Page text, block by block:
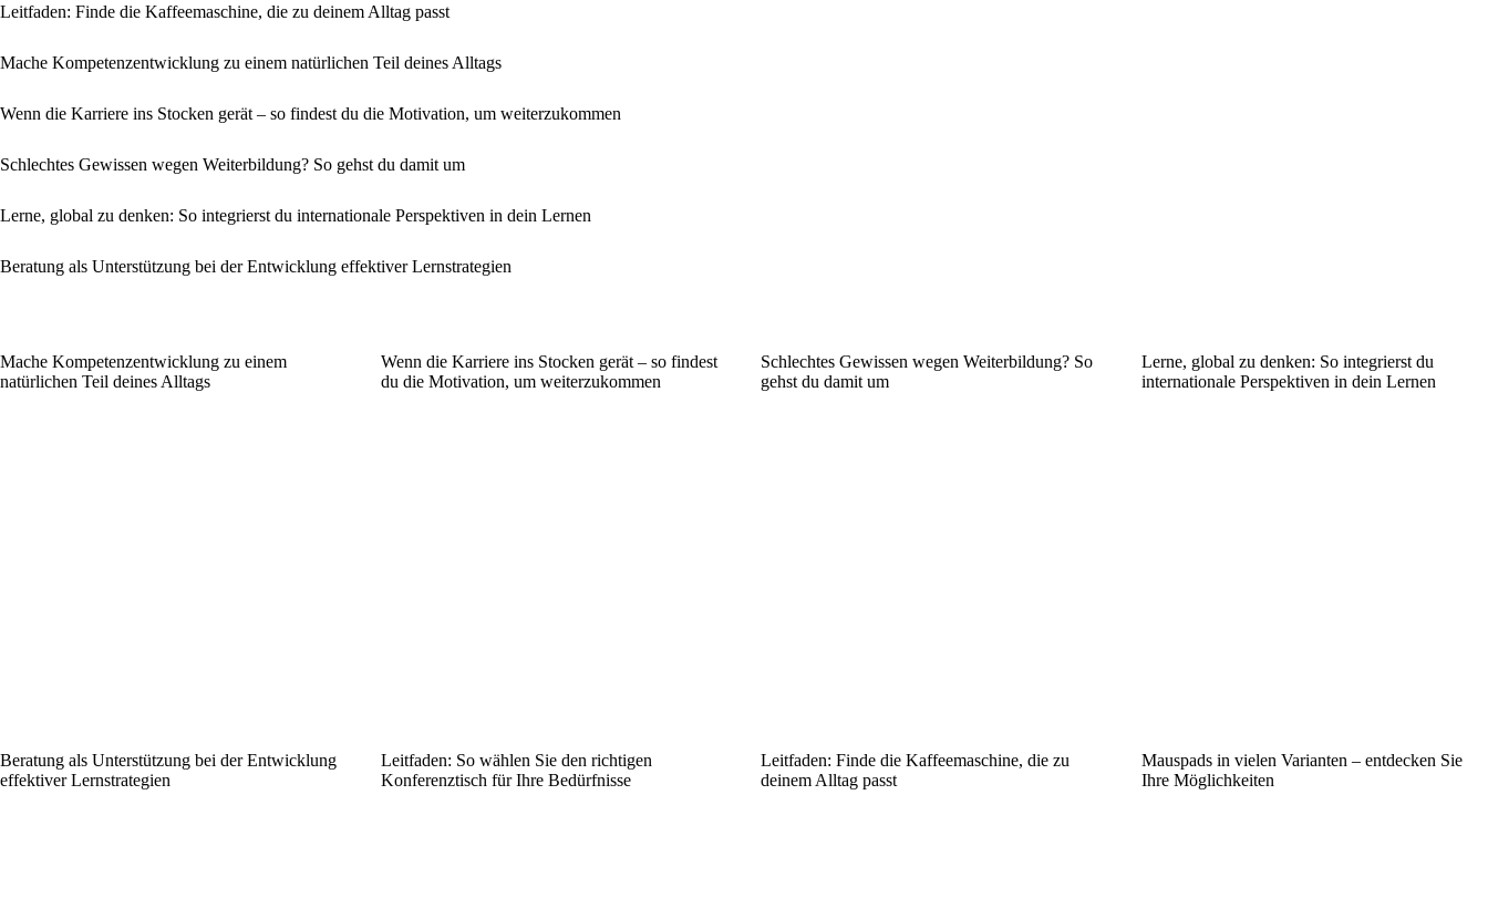
Leitfaden: Finde die Kaffeemaschine, die zu deinem Alltag passt
Mache Kompetenzentwicklung zu einem natürlichen Teil deines Alltags
Wenn die Karriere ins Stocken gerät – so findest du die Motivation, um weiterzukommen
Schlechtes Gewissen wegen Weiterbildung? So gehst du damit um
Lerne, global zu denken: So integrierst du internationale Perspektiven in dein Lernen
Beratung als Unterstützung bei der Entwicklung effektiver Lernstrategien
Mache Kompetenzentwicklung zu einem
natürlichen Teil deines Alltags
Wenn die Karriere ins Stocken gerät – so findest
du die Motivation, um weiterzukommen
Schlechtes Gewissen wegen Weiterbildung? So
gehst du damit um
Lerne, global zu denken: So integrierst du
internationale Perspektiven in dein Lernen
Beratung als Unterstützung bei der Entwicklung
effektiver Lernstrategien
Leitfaden: So wählen Sie den richtigen
Konferenztisch für Ihre Bedürfnisse
Leitfaden: Finde die Kaffeemaschine, die zu
deinem Alltag passt
Mauspads in vielen Varianten – entdecken Sie
Ihre Möglichkeiten